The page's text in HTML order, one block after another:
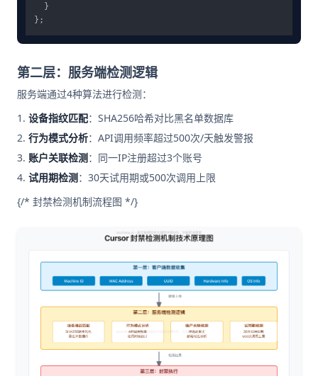
  }
第二层：服务端检测逻辑
服务端通过4种算法进行检测：
设备指纹匹配：SHA256哈希对比黑名单数据库
行为模式分析：API调用频率超过500次/天触发警报
账户关联检测：同一IP注册超过3个账号
试用期检测：30天试用期或500次调用上限
{/* 封禁检测机制流程图 */}